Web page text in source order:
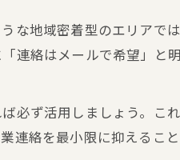
な地域密着型のエリアで
連絡はメールで希望」と
必ず活用しましょう。こ
絡を最小限に抑えること